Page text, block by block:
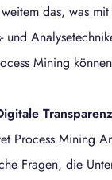
das, was
und
Mining
Transparenz
Process Mining
Fragen, die